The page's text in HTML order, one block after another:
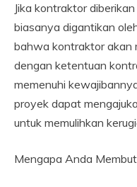
Jika kontraktor
biasanya digantikan
bahwa kontraktor akan
dengan ketentuan
memenuhi
proyek dapat
untuk memulihkan
Mengapa Anda